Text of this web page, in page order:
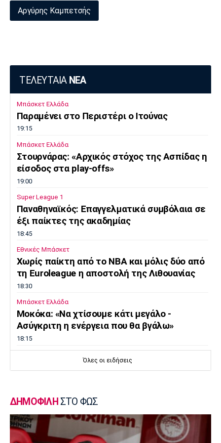
Αργύρης Καμπετσής
ΤΕΛΕΥΤΑΙΑ ΝΕΑ
Μπάσκετ Ελλάδα
Παραμένει στο Περιστέρι ο Ιτούνας
19:15
Μπάσκετ Ελλάδα
Στουρνάρας: «Αρχικός στόχος της Ασπίδας η
είσοδος στα play-offs»
19:00
Super League 1
Παναθηναϊκός: Επαγγελματικά συμβόλαια σε
έξι παίκτες της ακαδημίας
18:45
Εθνικές Μπάσκετ
Χωρίς παίκτη από το ΝΒΑ και μόλις δύο από
τη Euroleague η αποστολή της Λιθουανίας
18:30
Μπάσκετ Ελλάδα
Μοκόκα: «Να χτίσουμε κάτι μεγάλο -
Ασύγκριτη η ενέργεια που θα βγάλω»
18:15
Ισπανία - Ελλάδα 96-86: Ήττα στην πρεμιέρα
Ποδόσφαιρο - Διεθνή
Η Νορβηγία καλεί τον Ινφαντίνο να
παραιτηθεί
Όλες οι ειδήσεις
ΔΗΜΟΦΙΛΗ ΣΤΟ ΦΩΣ